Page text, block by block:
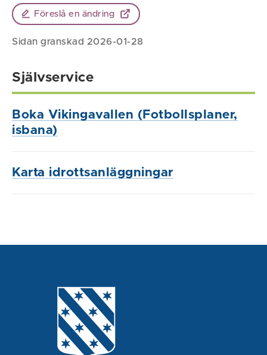
Föreslå en ändring
Sidan granskad 2026-01-28
Självservice
Boka Vikingavallen (Fotbollsplaner,
isbana)
Karta idrottsanläggningar